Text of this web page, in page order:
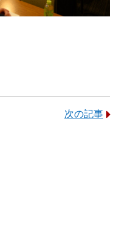
次の記事